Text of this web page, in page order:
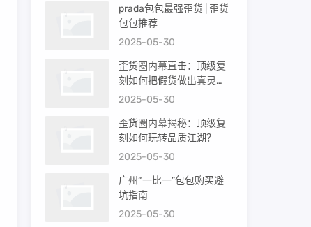
prada包包最强歪货 | 歪货
包包推荐
2025-05-30
歪货圈内幕直击：顶级复
刻如何把假货做出真灵
魂？
2025-05-30
歪货圈内幕揭秘：顶级复
刻如何玩转品质江湖？
2025-05-30
广州“一比一”包包购买避
坑指南
2025-05-30